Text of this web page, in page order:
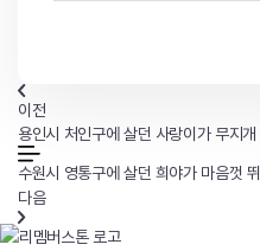
이전
용인시 처인구에 살던 사랑이가 무지
수원시 영통구에 살던 희야가 마음껏
다음